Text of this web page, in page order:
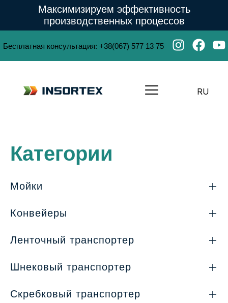
Максимизируем эффективность
производственных процессов
Бесплатная консультация: +38(067) 577 13 75
RU
Категории
Мойки
Конвейеры
Ленточный транспортер
Шнековый транспортер
Скребковый транспортер